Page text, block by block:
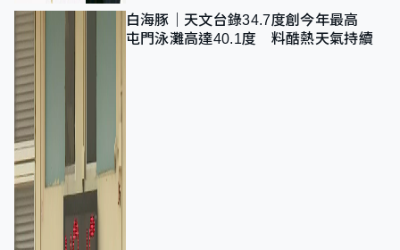
白海豚｜天文台錄34.7度創今年最高
屯門泳灘高達40.1度 料酷熱天氣持續